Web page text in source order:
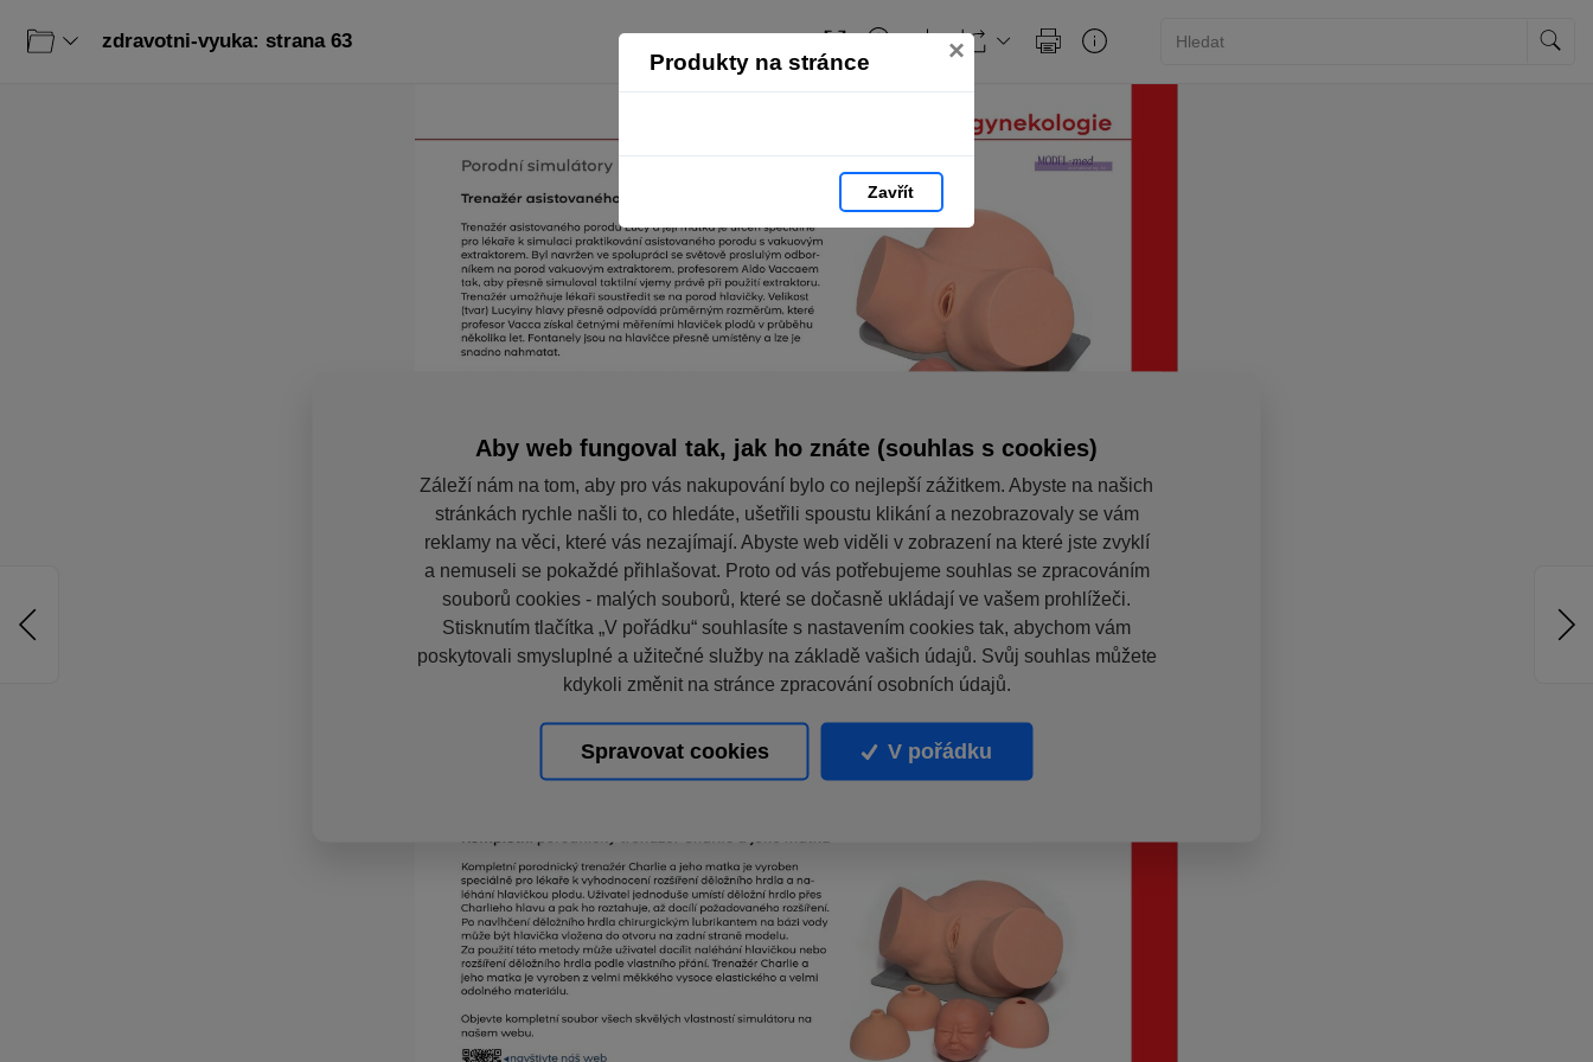
Produkty na stránce ×
Zavřít
zdravotni-vyuka: strana 63
Aby web fungoval tak, jak ho znáte (souhlas s cookies)
Záleží nám na tom, aby pro vás nakupování bylo co nejlepší zážitkem. Abyste na našich
stránkách rychle našli to, co hledáte, ušetřili spoustu klikání a nezobrazovaly se vám
reklamy na věci, které vás nezajímají. Abyste web viděli v zobrazení na které jste zvyklí
a nemuseli se pokaždé přihlašovat. Proto od vás potřebujeme souhlas se zpracováním
souborů cookies - malých souborů, které se dočasně ukládají ve vašem prohlížeči.
Stisknutím tlačítka „V pořádku“ souhlasíte s nastavením cookies tak, abychom vám
poskytovali smysluplné a užitečné služby na základě vašich údajů. Svůj souhlas můžete
kdykoli změnit na stránce zpracování osobních údajů.
Spravovat cookies V pořádku